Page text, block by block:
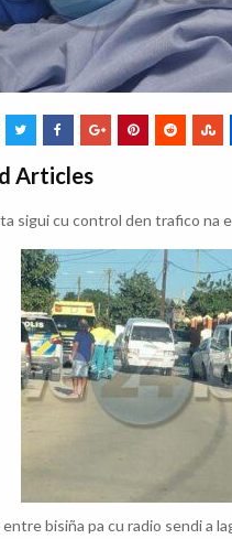
Articles
sigui cu control den trafico na
bisiña pa cu radio sendi a